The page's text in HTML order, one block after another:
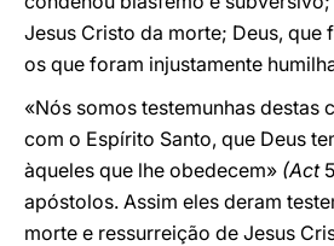
Jesus Cristo da morte; Deus, que
os que foram injustamente
«Nós somos testemunhas destas
com o Espírito Santo, que Deus
àqueles que lhe obedecem» (Act
apóstolos. Assim eles deram
morte e ressurreição de Jesus